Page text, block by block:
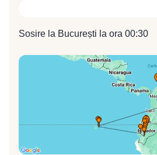
Sosire la București la ora 00:30